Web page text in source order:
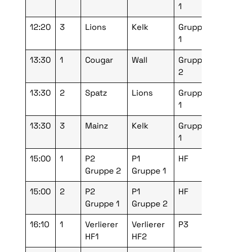
1
12:20 3 Lions Kelk
Gruppe
1
13:30 1 Cougar Wall
Gruppe
2
13:30 2 Spatz Lions
Gruppe
1
13:30 3 Mainz Kelk
Gruppe
1
15:00 1
P2
Gruppe 2
P1
Gruppe 1
HF
15:00 2
P2
Gruppe 1
P1
Gruppe 2
HF
16:10 1
Verlierer
HF1
Verlierer
HF2
P3